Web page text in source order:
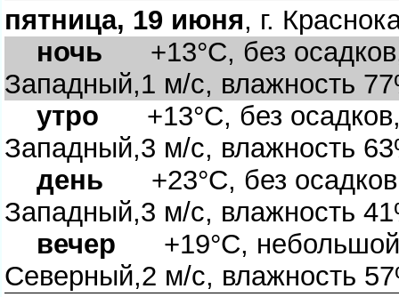
пятница, 19 июня, г.
ночь +13°C, без
Западный,1 м/с, влажность
утро +13°C, без
Западный,3 м/с, влажность
день +23°C, без
Западный,3 м/с, влажность
ечер +19°C, небольшой
Северный,2 м/с, влажность